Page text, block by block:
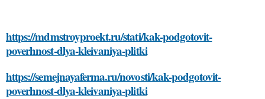
https://mdmstroyproekt.ru/stati/kak-podgotovit-
poverhnost-dlya-kleivaniya-plitki
https://semejnayaferma.ru/novosti/kak-podgotovit-
poverhnost-dlya-kleivaniya-plitki